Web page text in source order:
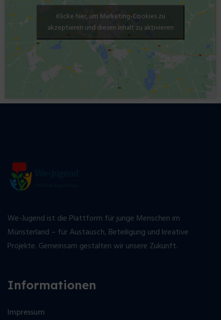
Klicke hier, um Marketing-Cookies zu
akzeptieren und diesen Inhalt zu aktivieren
We-Jugend ist die Plattform für junge Menschen im
Münsterland – für Austausch, Beteiligung und kreative
Projekte. Gemeinsam gestalten wir unsere Zukunft.
Informationen
Impressum